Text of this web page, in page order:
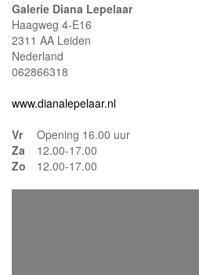
Galerie Diana Lepelaar
Haagweg 4-E16
2311 AA Leiden
Nederland
062866318
www.dianalepelaar.nl
Vr
Opening 16.00 uur
Za
12.00-17.00
Zo
12.00-17.00